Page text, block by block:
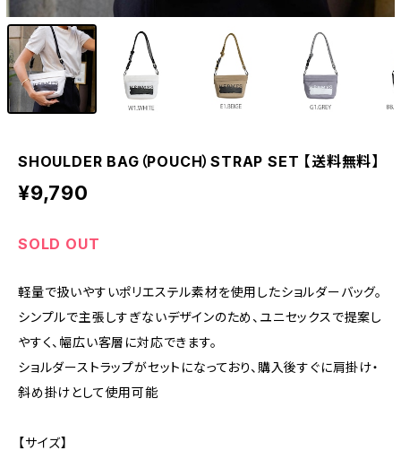
SHOULDER BAG（POUCH）STRAP SET 【送料無料】
¥9,790
SOLD OUT
軽量で扱いやすいポリエステル素材を使用したショルダーバッグ。
シンプルで主張しすぎないデザインのため、ユニセックスで提案し
やすく、幅広い客層に対応できます。
ショルダーストラップがセットになっており、購入後すぐに肩掛け・
斜め掛けとして使用可能
【サイズ】